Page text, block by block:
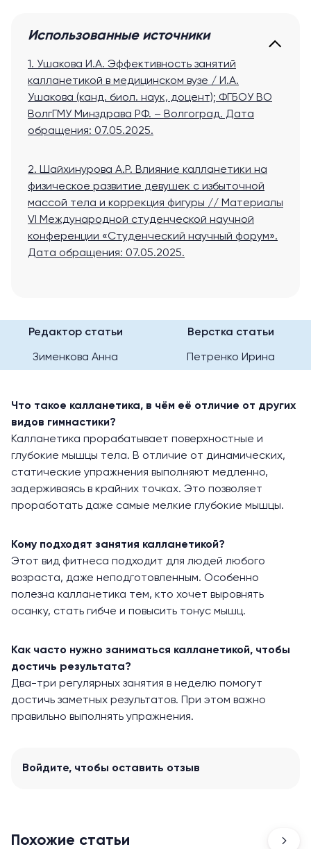
Использованные источники
1. Ушакова И.А. Эффективность занятий
калланетикой в медицинском вузе / И.А.
Ушакова (канд. биол. наук, доцент); ФГБОУ ВО
ВолгГМУ Минздрава РФ. – Волгоград. Дата
обращения: 07.05.2025.
2. Шайхинурова А.Р. Влияние калланетики на
физическое развитие девушек с избыточной
массой тела и коррекция фигуры // Материалы
VI Международной студенческой научной
конференции «Студенческий научный форум».
Дата обращения: 07.05.2025.
Редактор статьи Верстка статьи
Зименкова Анна Петренко Ирина
Что такое калланетика, в чём её отличие от других
видов гимнастики?
Калланетика прорабатывает поверхностные и
глубокие мышцы тела. В отличие от динамических,
статические упражнения выполняют медленно,
задерживаясь в крайних точках. Это позволяет
проработать даже самые мелкие глубокие мышцы.
Кому подходят занятия калланетикой?
Этот вид фитнеса подходит для людей любого
возраста, даже неподготовленным. Особенно
полезна калланетика тем, кто хочет выровнять
осанку, стать гибче и повысить тонус мышц.
Как часто нужно заниматься калланетикой, чтобы
достичь результата?
Два-три регулярных занятия в неделю помогут
достичь заметных результатов. При этом важно
правильно выполнять упражнения.
Войдите, чтобы оставить отзыв
Похожие статьи